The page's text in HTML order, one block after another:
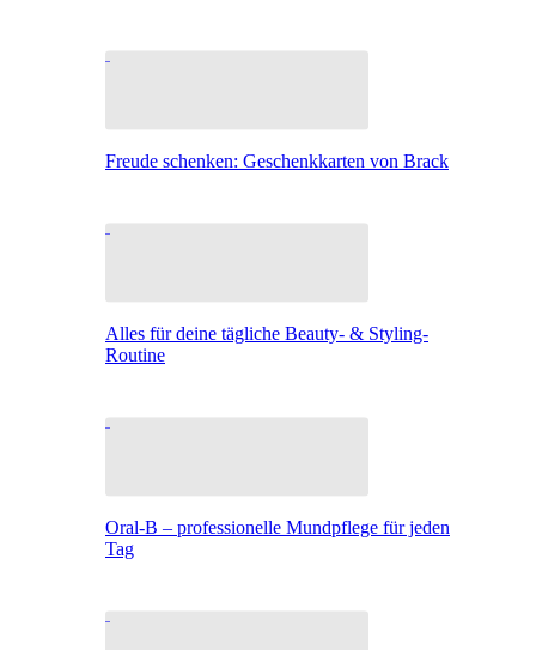
Freude schenken: Geschenkkarten von Brack
Alles für deine tägliche Beauty- & Styling-
Routine
Oral-B – professionelle Mundpflege für jeden
Tag